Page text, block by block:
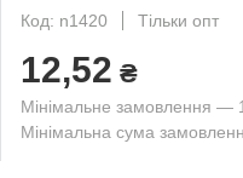
Код: n1420
Тільки опт
12,52 ₴
Мінімальне замовлення —
Мінімальна сума